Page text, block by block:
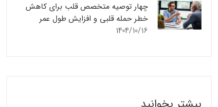
چهار توصیه متخصص قلب برای کاهش
خطر حمله قلبی و افزایش طول عمر
1404/10/16